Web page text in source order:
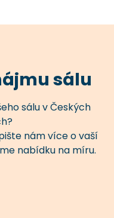
sálu
sálu v Českých
nám více o vaší
nabídku na míru.